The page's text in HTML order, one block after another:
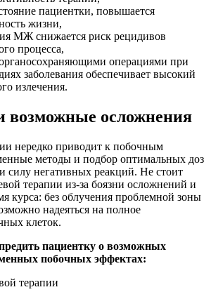
пациентки, повышается
жизни,
МЖ снижается риск рецидивов
процесса,
операциями при
заболевания обеспечивает высокий
излечения.
возможные осложнения
нередко приводит к побочным
методы и подбор оптимальных доз
силу негативных реакций. Не стоит
терапии из-за боязни осложнений и
курса: без облучения проблемной зоны
надеяться на полное
клеток.
пациентку о возможных
побочных эффектах: